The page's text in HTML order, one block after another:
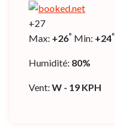
+27
Max: +26° Min: +24°
Humidité: 80%
Vent: W - 19 KPH